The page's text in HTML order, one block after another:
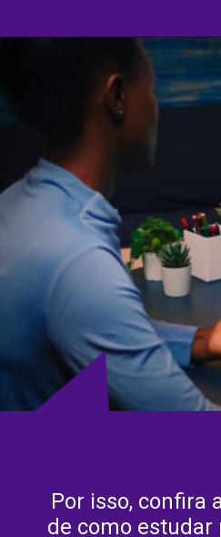
Por isso, confira
de como estudar